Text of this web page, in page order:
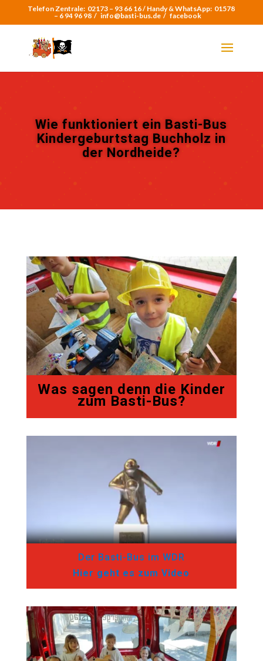
Telefon Zentrale: 02173 – 93 66 16 / Handy & WhatsApp: 01578
– 6 94 96 98 / info@basti-bus.de / facebook
Wie funktioniert ein Basti-Bus
Kindergeburtstag Buchholz in
der Nordheide?
Was sagen denn die Kinder
zum Basti-Bus?
Der Basti-Bus im WDR
Hier geht es zum Video